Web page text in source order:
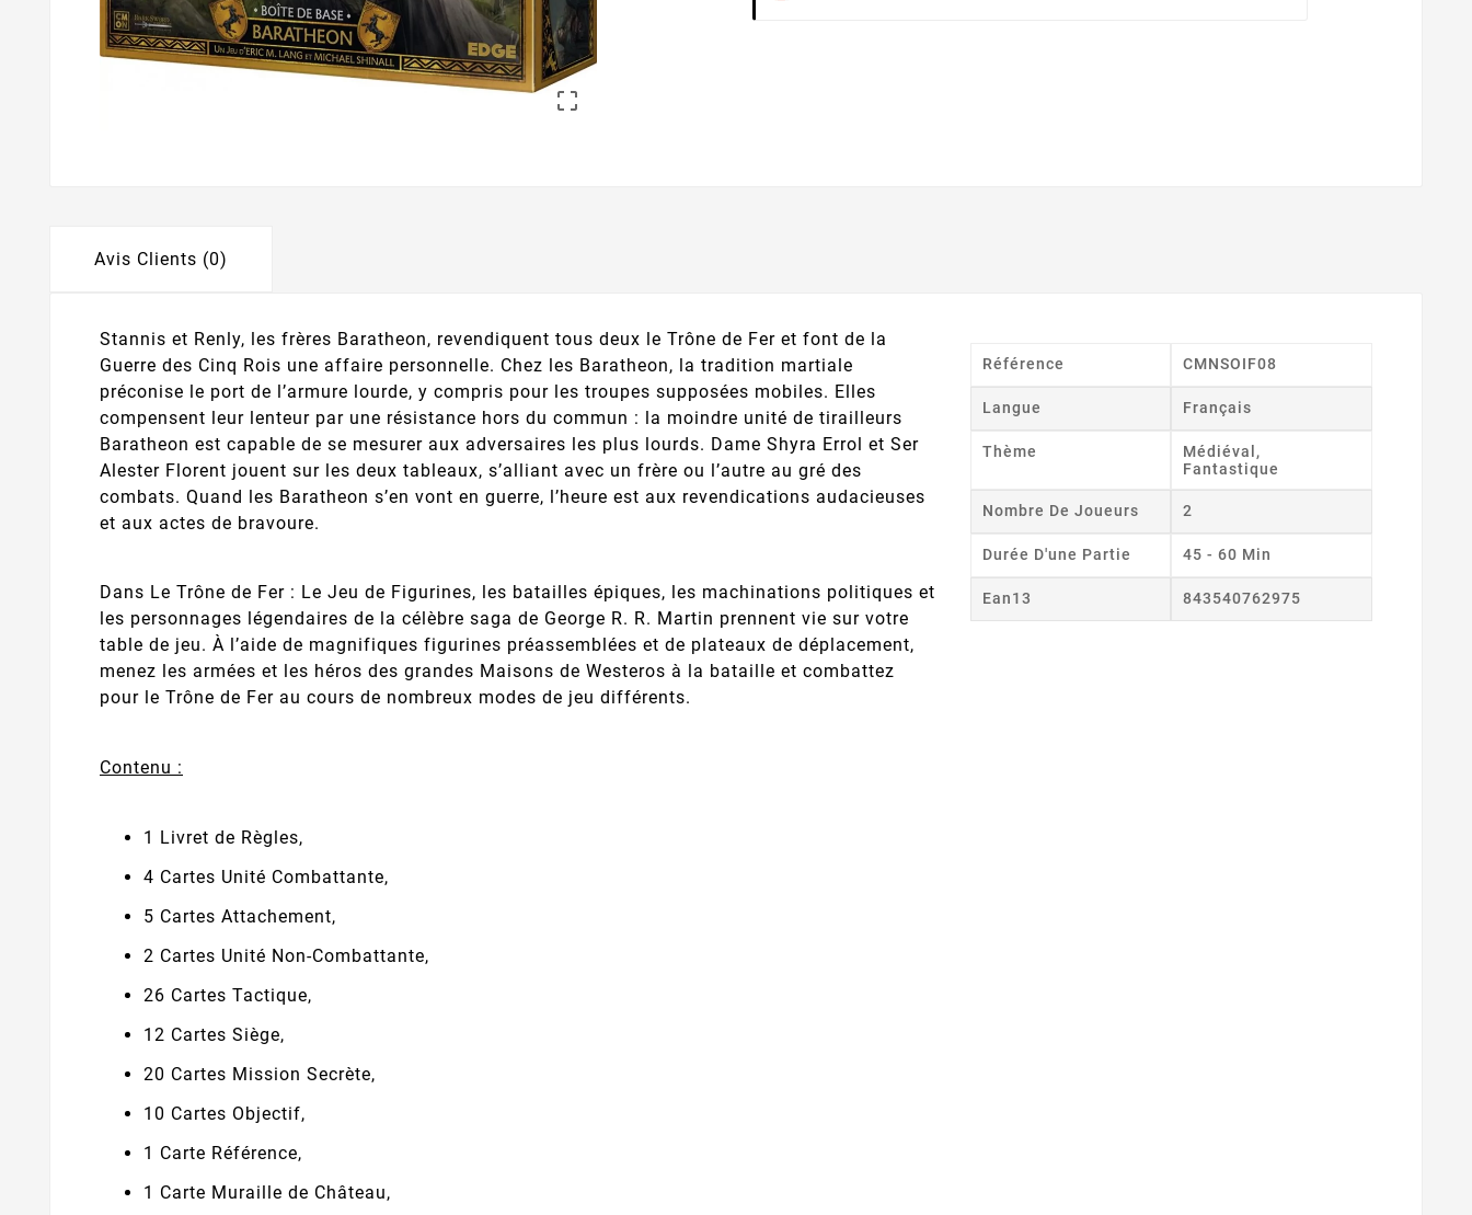

Avis Clients (0)
Stannis et Renly, les frères Baratheon, revendiquent tous deux le Trône de Fer et font de la
Guerre des Cinq Rois une affaire personnelle. Chez les Baratheon, la tradition martiale
préconise le port de l’armure lourde, y compris pour les troupes supposées mobiles. Elles
compensent leur lenteur par une résistance hors du commun : la moindre unité de tirailleurs
Baratheon est capable de se mesurer aux adversaires les plus lourds. Dame Shyra Errol et Ser
Alester Florent jouent sur les deux tableaux, s’alliant avec un frère ou l’autre au gré des
combats. Quand les Baratheon s’en vont en guerre, l’heure est aux revendications audacieuses
et aux actes de bravoure.
Dans Le Trône de Fer : Le Jeu de Figurines, les batailles épiques, les machinations politiques et
les personnages légendaires de la célèbre saga de George R. R. Martin prennent vie sur votre
table de jeu. À l’aide de magnifiques figurines préassemblées et de plateaux de déplacement,
menez les armées et les héros des grandes Maisons de Westeros à la bataille et combattez
pour le Trône de Fer au cours de nombreux modes de jeu différents.
Contenu :
1 Livret de Règles,
4 Cartes Unité Combattante,
5 Cartes Attachement,
2 Cartes Unité Non-Combattante,
26 Cartes Tactique,
12 Cartes Siège,
20 Cartes Mission Secrète,
10 Cartes Objectif,
1 Carte Référence,
1 Carte Muraille de Château,
Référence CMNSOIF08
Langue Français
Thème
Médiéval,
Fantastique
Nombre De Joueurs 2
Durée D'une Partie 45 - 60 Min
Ean13 843540762975